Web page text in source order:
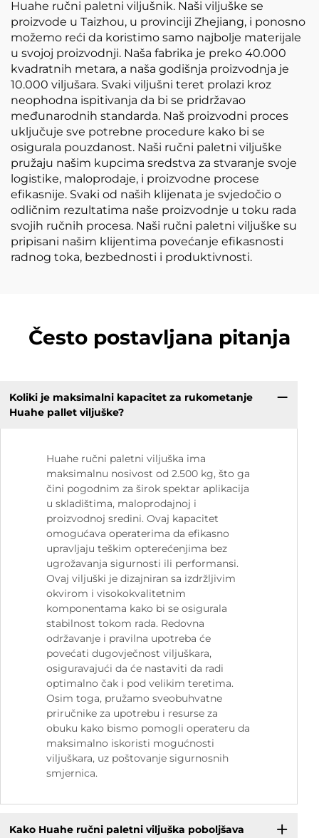
Huahe ručni paletni viljušnik. Naši viljuške se
proizvode u Taizhou, u provinciji Zhejiang, i ponosno
možemo reći da koristimo samo najbolje materijale
u svojoj proizvodnji. Naša fabrika je preko 40.000
kvadratnih metara, a naša godišnja proizvodnja je
10.000 viljušara. Svaki viljušni teret prolazi kroz
neophodna ispitivanja da bi se pridržavao
međunarodnih standarda. Naš proizvodni proces
uključuje sve potrebne procedure kako bi se
osigurala pouzdanost. Naši ručni paletni viljuške
pružaju našim kupcima sredstva za stvaranje svoje
logistike, maloprodaje, i proizvodne procese
efikasnije. Svaki od naših klijenata je svjedočio o
odličnim rezultatima naše proizvodnje u toku rada
svojih ručnih procesa. Naši ručni paletni viljuške su
pripisani našim klijentima povećanje efikasnosti
radnog toka, bezbednosti i produktivnosti.
Često postavljana pitanja
Koliki je maksimalni kapacitet za rukometanje
Huahe pallet viljuške?
Huahe ručni paletni viljuška ima
maksimalnu nosivost od 2.500 kg, što ga
čini pogodnim za širok spektar aplikacija
u skladištima, maloprodajnoj i
proizvodnoj sredini. Ovaj kapacitet
omogućava operaterima da efikasno
upravljaju teškim opterećenjima bez
ugrožavanja sigurnosti ili performansi.
Ovaj viljuški je dizajniran sa izdržljivim
okvirom i visokokvalitetnim
komponentama kako bi se osigurala
stabilnost tokom rada. Redovna
održavanje i pravilna upotreba će
povećati dugovječnost viljuškara,
osiguravajući da će nastaviti da radi
optimalno čak i pod velikim teretima.
Osim toga, pružamo sveobuhvatne
priručnike za upotrebu i resurse za
obuku kako bismo pomogli operateru da
maksimalno iskoristi mogućnosti
viljuškara, uz poštovanje sigurnosnih
smjernica.
Kako Huahe ručni paletni viljuška poboljšava